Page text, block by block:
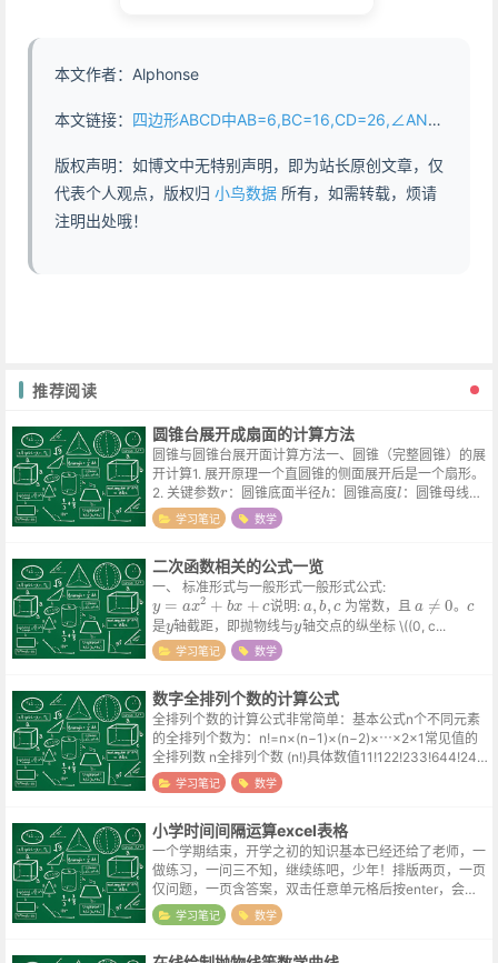
本文作者：Alphonse
本文链接： 四边形ABCD中AB=6,BC=16,CD=26,∠AND=120度,求AD的最大值 - https://www.abddb.com/ab_6_bc_16_cd_26_and_120_deg.html
版权声明：如博文中无特别声明，即为站长原创文章，仅
代表个人观点，版权归 小鸟数据 所有，如需转载，烦请
注明出处哦！
推荐阅读
圆锥台展开成扇面的计算方法
圆锥与圆锥台展开面计算方法一、圆锥（完整圆锥）的展
开计算1. 展开原理一个直圆锥的侧面展开后是一个扇形。
2. 关键参数r：圆锥底面半径h：圆锥高度l：圆锥母线长
（从顶点到底面边缘）3. 计算公式3....
学习笔记 数学
二次函数相关的公式一览
一、 标准形式与一般形式一般形式公式:
= x2+bx+c 说明: ,b,c为常数，且 0 。
是 y轴截距，即抛物线与y轴交点的纵坐标 \((0, c...
学习笔记 数学
数字全排列个数的计算公式
全排列个数的计算公式非常简单：基本公式n个不同元素
的全排列个数为：n!=n×(n−1)×(n−2)×⋯×2×1常见值的
全排列数 n全排列个数 (n!)具体数值11!122!233!644!245
5!12066!72077!5,0408...
学习笔记 数学
小学时间间隔运算excel表格
一个学期结束，开学之初的知识基本已经还给了老师，一
做练习，一问三不知，继续练吧，少年！排版两页，一页
仅问题，一页含答案，双击任意单元格后按enter，会重
新刷新题目。小学时间间隔运算
学习笔记 数学